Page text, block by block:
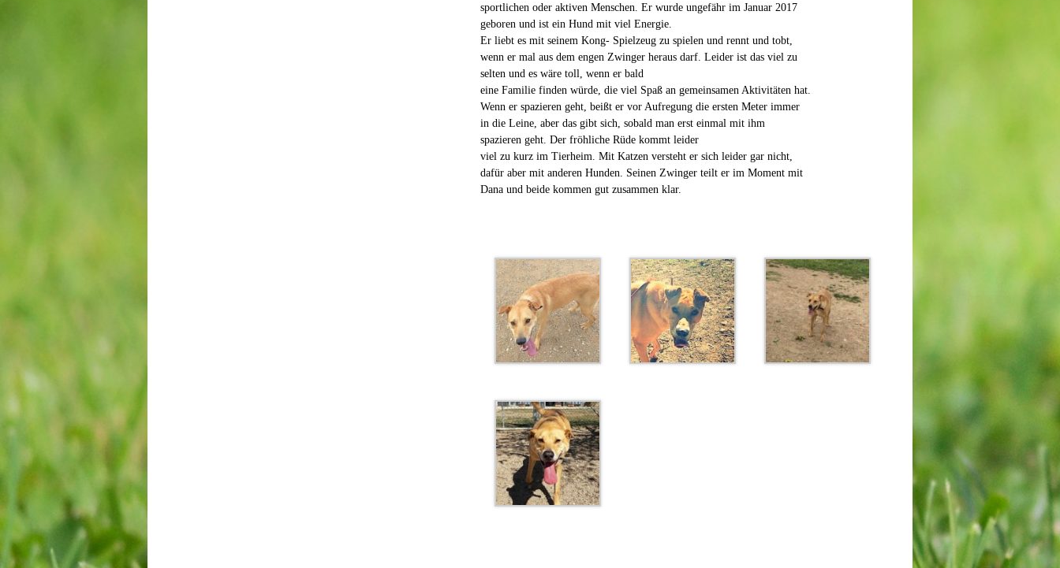
sportlichen oder aktiven Menschen. Er wurde ungefähr im Januar 2017
geboren und ist ein Hund mit viel Energie.
Er liebt es mit seinem Kong- Spielzeug zu spielen und rennt und tobt,
wenn er mal aus dem engen Zwinger heraus darf. Leider ist das viel zu
selten und es wäre toll, wenn er bald
eine Familie finden würde, die viel Spaß an gemeinsamen Aktivitäten hat.
Wenn er spazieren geht, beißt er vor Aufregung die ersten Meter immer
in die Leine, aber das gibt sich, sobald man erst einmal mit ihm
spazieren geht. Der fröhliche Rüde kommt leider
viel zu kurz im Tierheim. Mit Katzen versteht er sich leider gar nicht,
dafür aber mit anderen Hunden. Seinen Zwinger teilt er im Moment mit
Dana und beide kommen gut zusammen klar.